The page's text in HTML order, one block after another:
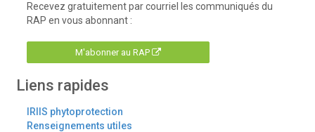
Recevez gratuitement par courriel les communiqués du
RAP en vous abonnant :
M'abonner au RAP
Liens rapides
IRIIS phytoprotection
Renseignements utiles